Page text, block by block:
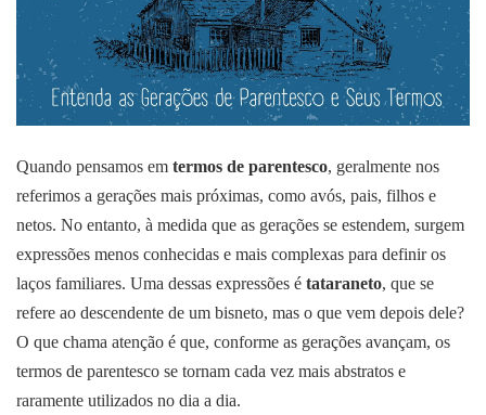
Quando pensamos em termos de parentesco, geralmente nos
referimos a gerações mais próximas, como avós, pais, filhos e
netos. No entanto, à medida que as gerações se estendem, surgem
expressões menos conhecidas e mais complexas para definir os
laços familiares. Uma dessas expressões é tataraneto, que se
refere ao descendente de um bisneto, mas o que vem depois dele?
O que chama atenção é que, conforme as gerações avançam, os
termos de parentesco se tornam cada vez mais abstratos e
raramente utilizados no dia a dia.